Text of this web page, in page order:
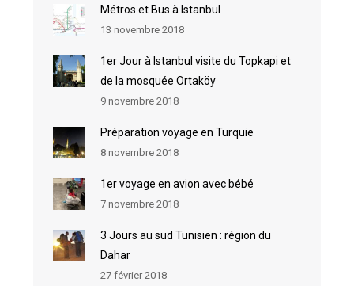
Métros et Bus à Istanbul
13 novembre 2018
1er Jour à Istanbul visite du Topkapi et
de la mosquée Ortaköy
9 novembre 2018
Préparation voyage en Turquie
8 novembre 2018
1er voyage en avion avec bébé
7 novembre 2018
3 Jours au sud Tunisien : région du
Dahar
27 février 2018